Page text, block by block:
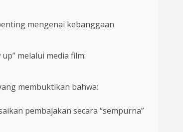
mengenai kebanggaan
melalui media film:
membuktikan bahwa:
pembajakan secara “sempurna”